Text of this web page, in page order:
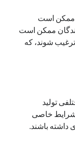
ممکن است
ممکن است
شوند، که
تولید
شرایط خاصی
باشند.